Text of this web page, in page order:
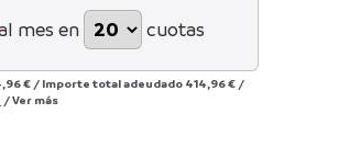
mes en cuotas
€ / Importe total adeudado 414,96 € /
/Ver más